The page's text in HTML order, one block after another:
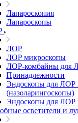
Лапароскопия
Лапароскопы
ЛОР
ЛОР микроскопы
ЛОР-комбайны для
Принадлежности
Эндоскопы для ЛОР
(назоларингоскопы)
Эндоскопы для ЛОР
осветители и